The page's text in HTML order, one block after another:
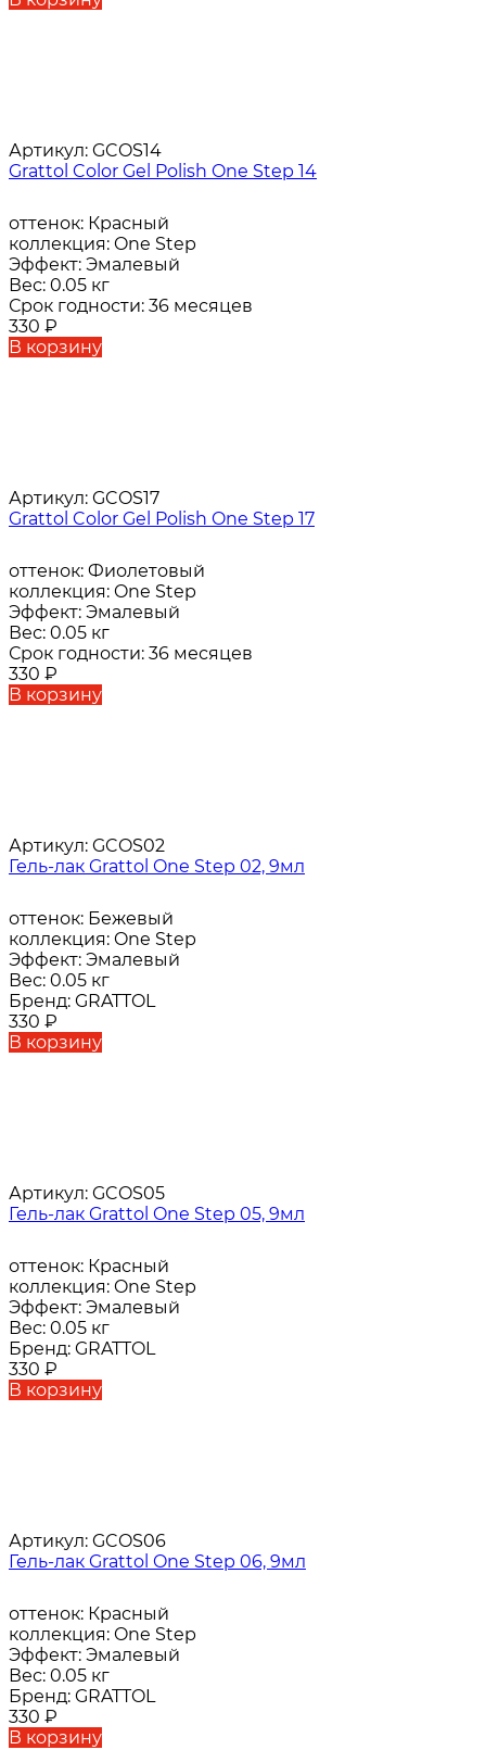
Артикул: GCOS14
Grattol Color Gel Polish One Step 14
оттенок: Красный
коллекция: One Step
Эффект: Эмалевый
Вес: 0.05 кг
Срок годности: 36 месяцев
330 ₽
В корзину
Артикул: GCOS17
Grattol Color Gel Polish One Step 17
оттенок: Фиолетовый
коллекция: One Step
Эффект: Эмалевый
Вес: 0.05 кг
Срок годности: 36 месяцев
330 ₽
В корзину
Артикул: GCOS02
Гель-лак Grattol One Step 02, 9мл
оттенок: Бежевый
коллекция: One Step
Эффект: Эмалевый
Вес: 0.05 кг
Бренд: GRATTOL
330 ₽
В корзину
Артикул: GCOS05
Гель-лак Grattol One Step 05, 9мл
оттенок: Красный
коллекция: One Step
Эффект: Эмалевый
Вес: 0.05 кг
Бренд: GRATTOL
330 ₽
В корзину
Артикул: GCOS06
Гель-лак Grattol One Step 06, 9мл
оттенок: Красный
коллекция: One Step
Эффект: Эмалевый
Вес: 0.05 кг
Бренд: GRATTOL
330 ₽
В корзину